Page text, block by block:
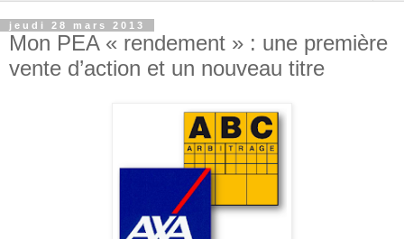
jeudi 28 mars 2013
Mon PEA « rendement » : une première
vente d’action et un nouveau titre